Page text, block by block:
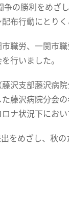
の勝利をめざ
布行動にとりく
職労、一関市
行いました。
沢支部藤沢病
藤沢病院分会
ナ状況下にお
をめざし、秋